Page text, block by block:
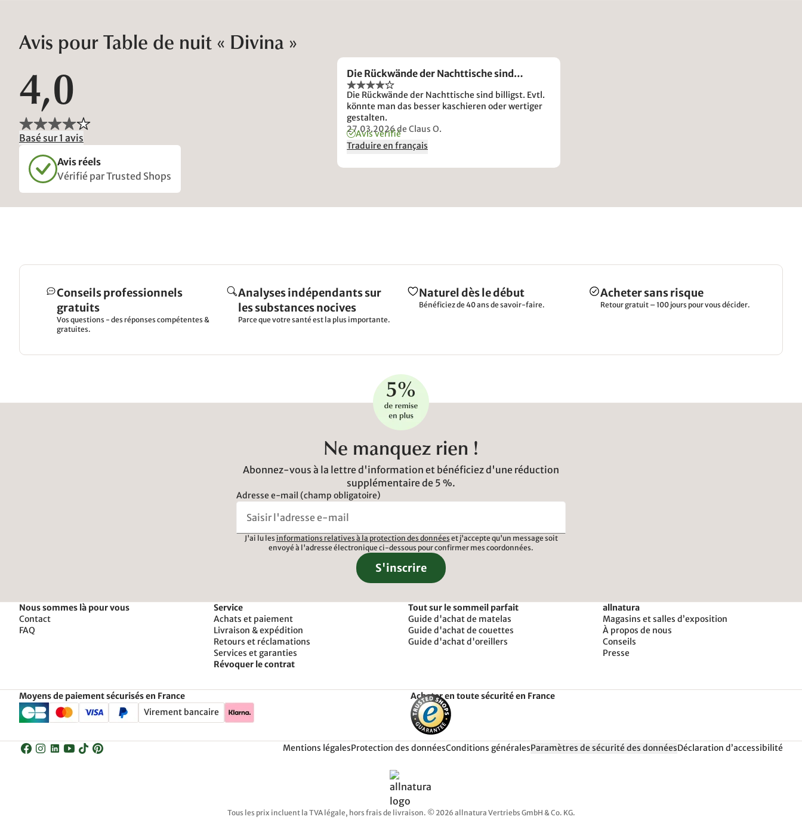
Avis pour Table de nuit « Divina »
4,0
Basé sur 1 avis
Avis réels
Vérifié par Trusted Shops
Die Rückwände der Nachttische sind…
Die Rückwände der Nachttische sind billigst. Evtl.
könnte man das besser kaschieren oder wertiger
gestalten.
27.03.2026de Claus O.
Avis vérifié
Traduire en français
Conseils professionnels
gratuits
Vos questions - des réponses compétentes &
gratuites.
Analyses indépendants sur
les substances nocives
Parce que votre santé est la plus importante.
Naturel dès le début
Bénéficiez de 40 ans de savoir-faire.
Acheter sans risque
Retour gratuit – 100 jours pour vous décider.
Ne manquez rien !
Abonnez-vous à la lettre d'information et bénéficiez d'une réduction
supplémentaire de 5 %.
Adresse e-mail (champ obligatoire)
J'ai lu les informations relatives à la protection des données et j'accepte qu'un message soit
envoyé à l'adresse électronique ci-dessous pour confirmer mes coordonnées.
S'inscrire
Nous sommes là pour vous
Contact
FAQ
Service
Achats et paiement
Livraison & expédition
Retours et réclamations
Services et garanties
Révoquer le contrat
Tout sur le sommeil parfait
Guide d'achat de matelas
Guide d'achat de couettes
Guide d'achat d'oreillers
allnatura
Magasins et salles d’exposition
À propos de nous
Conseils
Presse
Moyens de paiement sécurisés en France
Virement bancaire
Acheter en toute sécurité en France
Mentions légalesProtection des donnéesConditions généralesParamètres de sécurité des donnéesDéclaration d’accessibilité
Tous les prix incluent la TVA légale, hors frais de livraison. © 2026 allnatura Vertriebs GmbH & Co. KG.